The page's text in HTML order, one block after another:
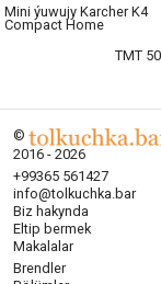
Mini ýuwujy Karcher K4
Compact Home
TMT
©
2016 - 2026
+99365 561427
info@tolkuchka.bar
Biz hakynda
Eltip bermek
Makalalar
Brendler